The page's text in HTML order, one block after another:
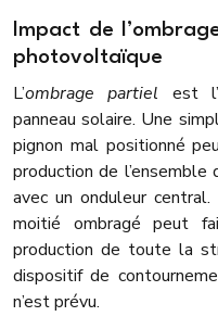
Impact de
photovoltaïque
L’ombrage partiel est
panneau solaire. Une
pignon mal positionné
production de
avec un onduleur
moitié ombragé peut
production de toute la
dispositif de
n’est prévu.